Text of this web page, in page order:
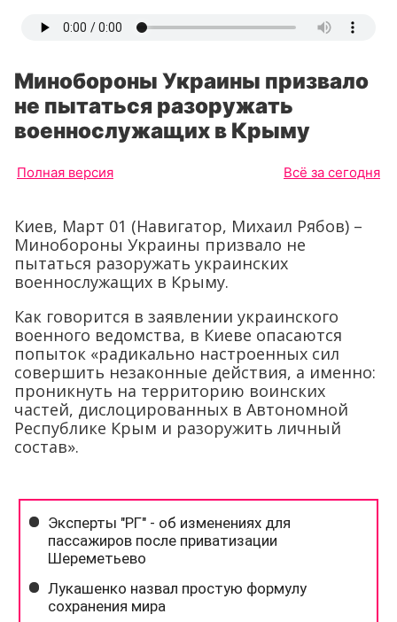
Минобороны Украины призвало
не пытаться разоружать
военнослужащих в Крыму
Полная версия Всё за сегодня
Киев, Март 01 (Навигатор, Михаил Рябов) –
Минобороны Украины призвало не
пытаться разоружать украинских
военнослужащих в Крыму.
Как говорится в заявлении украинского
военного ведомства, в Киеве опасаются
попыток «радикально настроенных сил
совершить незаконные действия, а именно:
проникнуть на территорию воинских
частей, дислоцированных в Автономной
Республике Крым и разоружить личный
состав».